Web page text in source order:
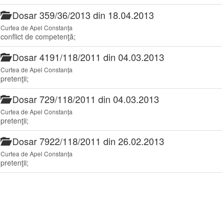
Dosar 359/36/2013 din 18.04.2013
Curtea de Apel Constanța
conflict de competenţă;
Dosar 4191/118/2011 din 04.03.2013
Curtea de Apel Constanța
pretenţii;
Dosar 729/118/2011 din 04.03.2013
Curtea de Apel Constanța
pretenţii;
Dosar 7922/118/2011 din 26.02.2013
Curtea de Apel Constanța
pretenţii;